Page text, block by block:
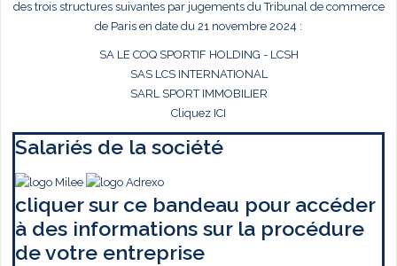
des trois structures suivantes par jugements du Tribunal de commerce
de Paris en date du 21 novembre 2024 :
SA LE COQ SPORTIF HOLDING - LCSH
SAS LCS INTERNATIONAL
SARL SPORT IMMOBILIER
Cliquez ICI
Salariés de la société
cliquer sur ce bandeau pour accéder
à des informations sur la procédure
de votre entreprise